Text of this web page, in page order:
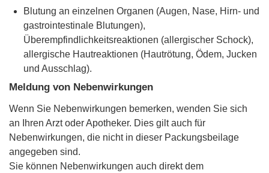
Blutung an einzelnen Organen (Augen, Nase, Hirn- und
gastrointestinale Blutungen),
Überempfindlichkeitsreaktionen (allergischer Schock),
allergische Hautreaktionen (Hautrötung, Ödem, Jucken
und Ausschlag).
Meldung von Nebenwirkungen
Wenn Sie Nebenwirkungen bemerken, wenden Sie sich
an Ihren Arzt oder Apotheker. Dies gilt auch für
Nebenwirkungen, die nicht in dieser Packungsbeilage
angegeben sind.
Sie können Nebenwirkungen auch direkt dem